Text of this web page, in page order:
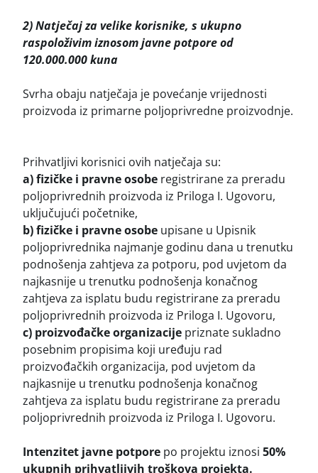
2) Natječaj za velike korisnike, s ukupno
raspoloživim iznosom javne potpore od
120.000.000 kuna
Svrha obaju natječaja je povećanje vrijednosti
proizvoda iz primarne poljoprivredne proizvodnje.
Prihvatljivi korisnici ovih natječaja su:
a) fizičke i pravne osobe registrirane za preradu
poljoprivrednih proizvoda iz Priloga I. Ugovoru,
uključujući početnike,
b) fizičke i pravne osobe upisane u Upisnik
poljoprivrednika najmanje godinu dana u trenutku
podnošenja zahtjeva za potporu, pod uvjetom da
najkasnije u trenutku podnošenja konačnog
zahtjeva za isplatu budu registrirane za preradu
poljoprivrednih proizvoda iz Priloga I. Ugovoru,
c) proizvođačke organizacije priznate sukladno
posebnim propisima koji uređuju rad
proizvođačkih organizacija, pod uvjetom da
najkasnije u trenutku podnošenja konačnog
zahtjeva za isplatu budu registrirane za preradu
poljoprivrednih proizvoda iz Priloga I. Ugovoru.
Intenzitet javne potpore po projektu iznosi 50%
ukupnih prihvatljivih troškova projekta.